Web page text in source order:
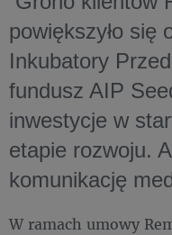
powiększyło się
Inkubatory
fundusz AIP
inwestycje w
etapie rozwoju.
komunikację
W ramach umowy